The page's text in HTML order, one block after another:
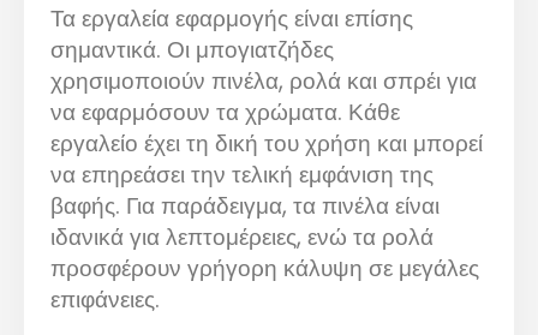
Τα εργαλεία εφαρμογής είναι επίσης
σημαντικά. Οι μπογιατζήδες
χρησιμοποιούν πινέλα, ρολά και σπρέι για
να εφαρμόσουν τα χρώματα. Κάθε
εργαλείο έχει τη δική του χρήση και μπορεί
να επηρεάσει την τελική εμφάνιση της
βαφής. Για παράδειγμα, τα πινέλα είναι
ιδανικά για λεπτομέρειες, ενώ τα ρολά
προσφέρουν γρήγορη κάλυψη σε μεγάλες
επιφάνειες.